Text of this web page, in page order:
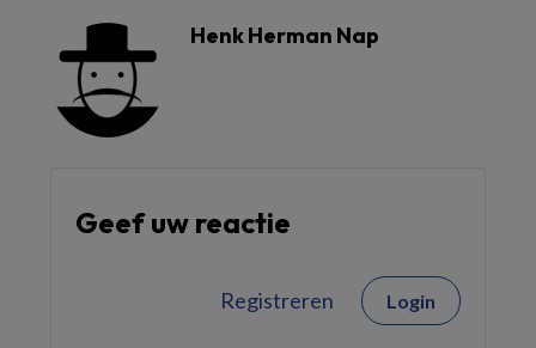
Henk Herman Nap
Geef uw reactie
Registreren Login